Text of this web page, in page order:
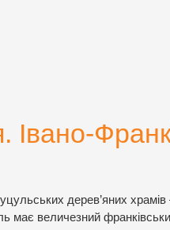
Івано-
дерев’яних
має величезний